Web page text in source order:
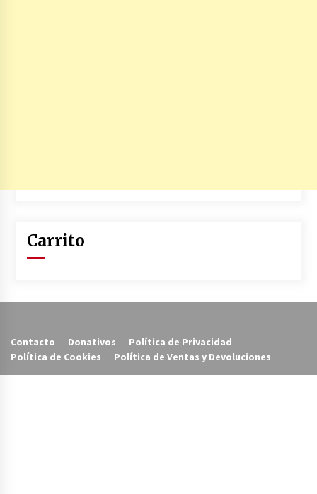
Carrito
Contacto Donativos
Política de Privacidad
Política de Cookies
Política de Ventas y Devoluciones